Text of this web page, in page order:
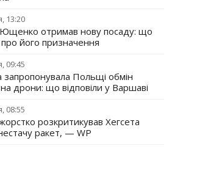
13:20
Ющенко отримав нову посаду: що
його призначення
09:45
запропонувала Польщі обмін
дрони: що відповіли у Варшаві
08:55
розкритикував Хегсета
ракет, — WP